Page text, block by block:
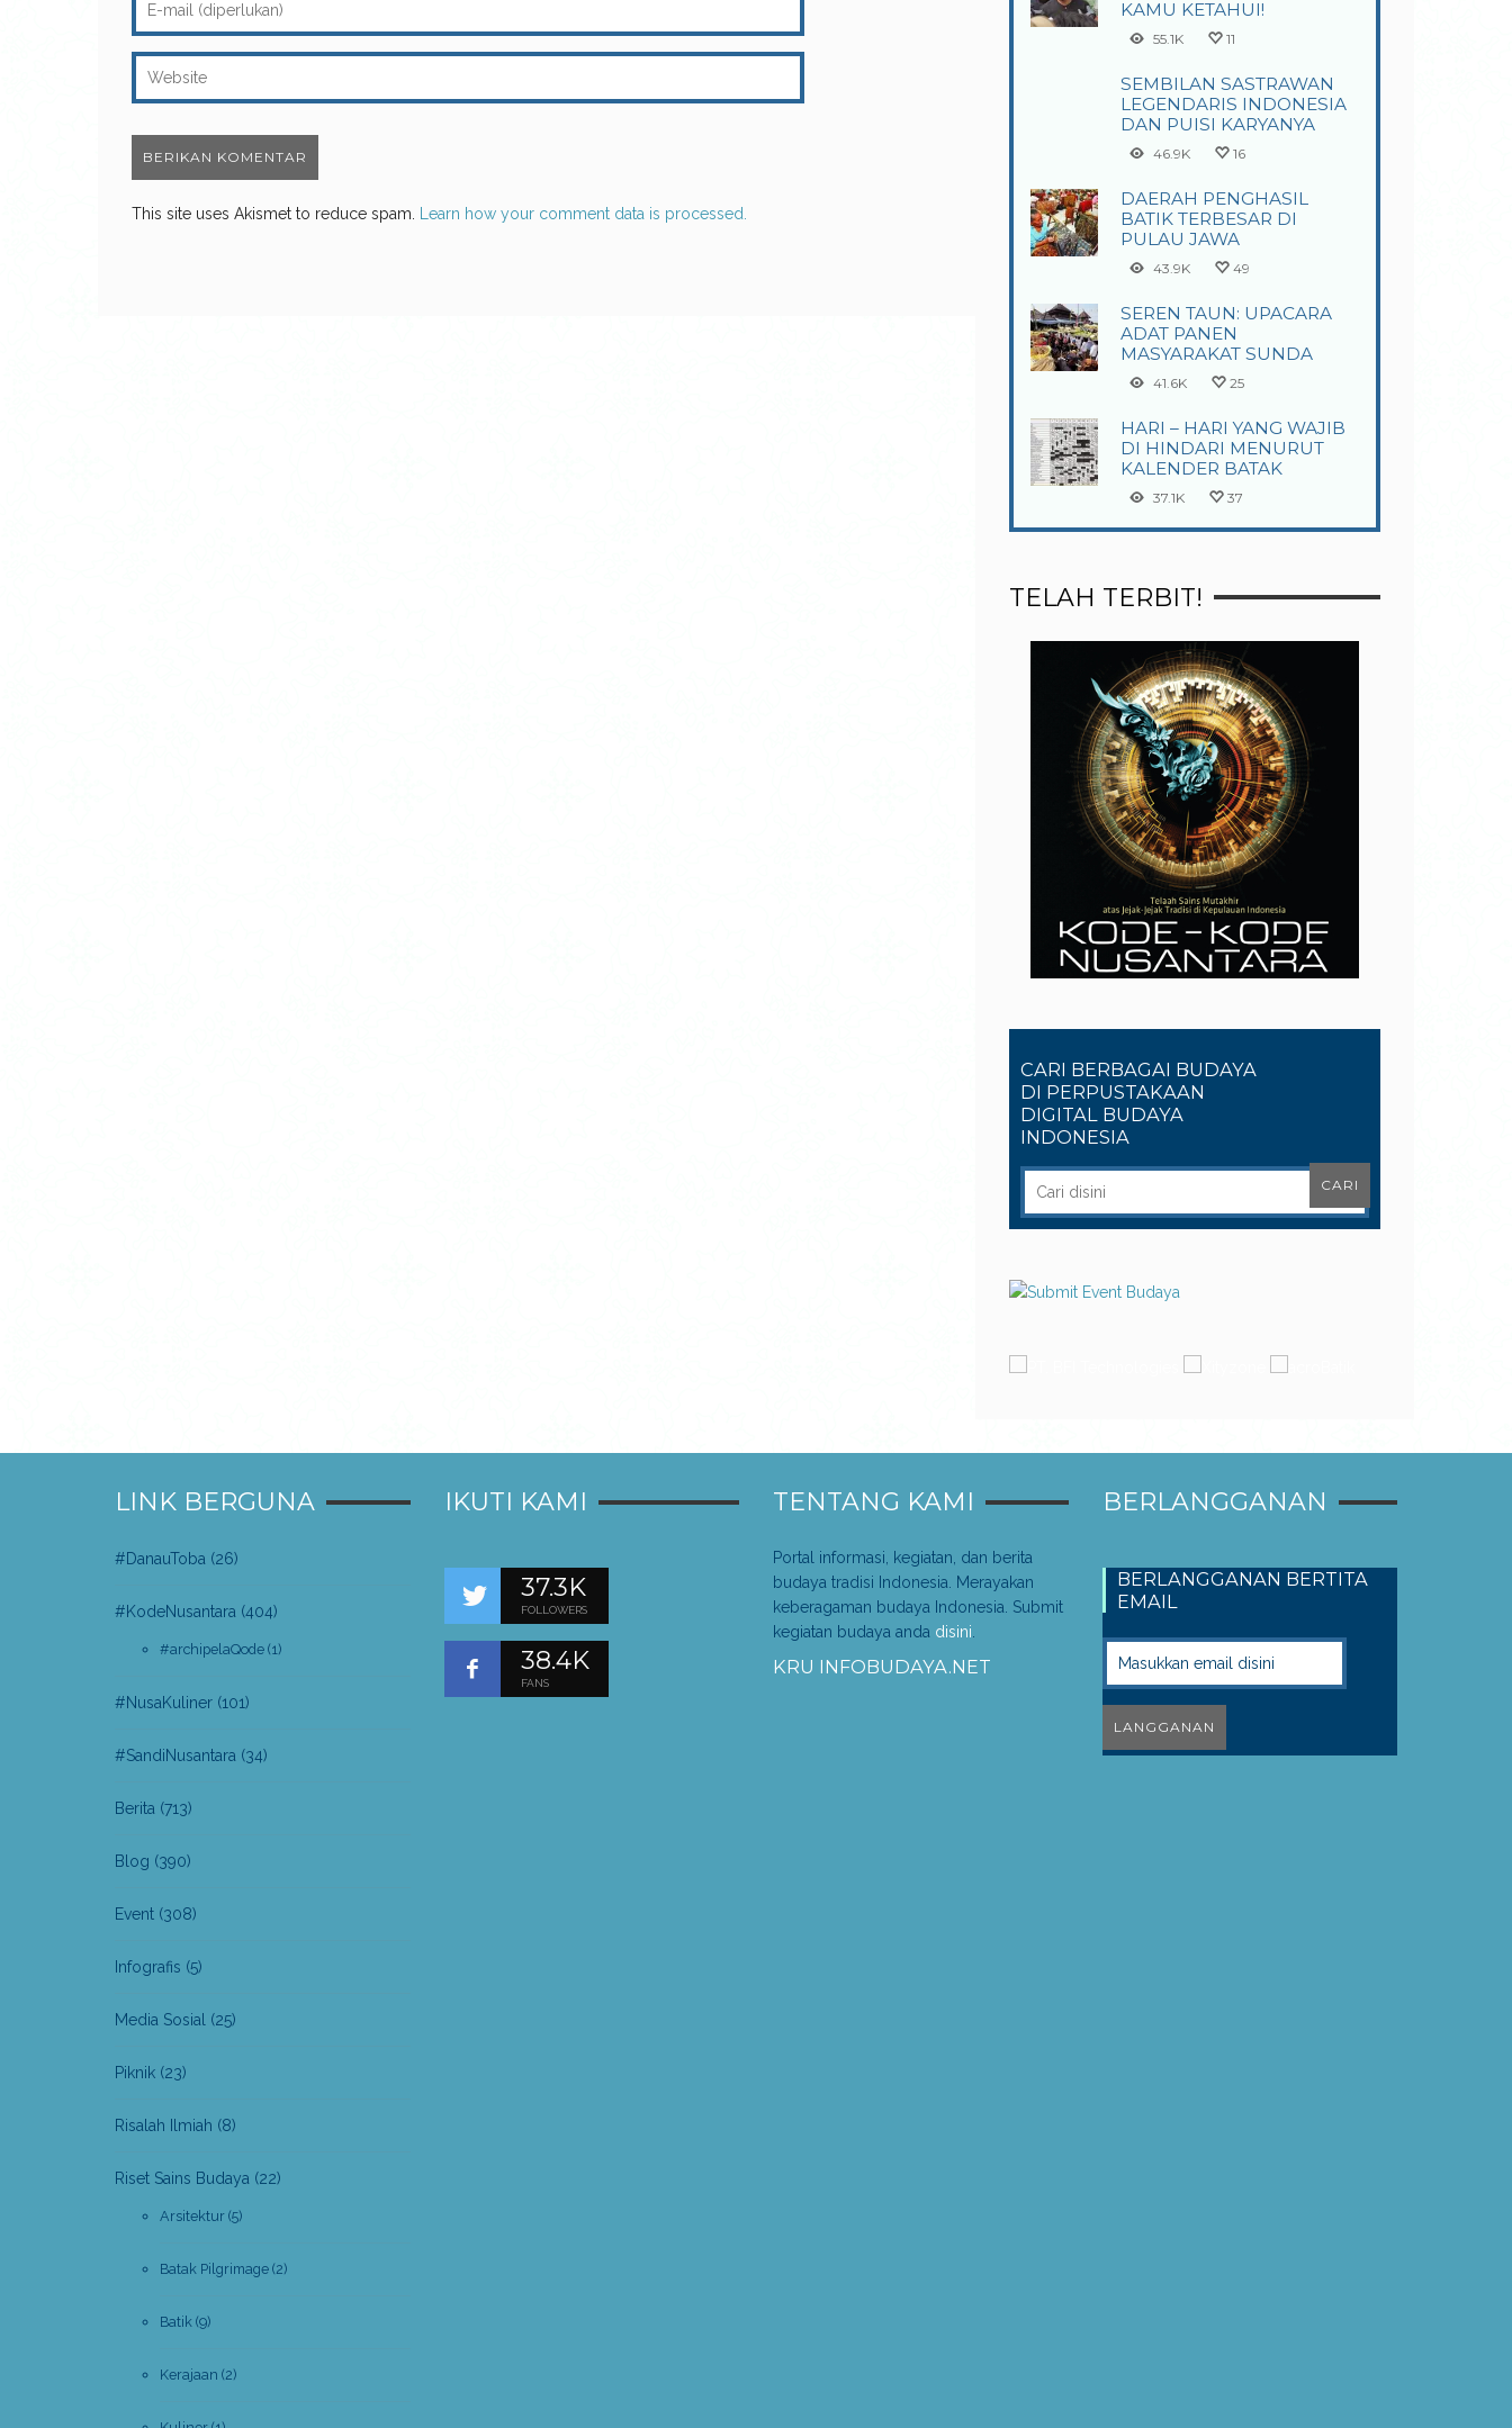
This site uses Akismet to reduce spam. Learn how your comment data is processed.
KAMU KETAHUI!
55.1K 11
SEMBILAN SASTRAWAN
LEGENDARIS INDONESIA
DAN PUISI KARYANYA
46.9K 16
DAERAH PENGHASIL
BATIK TERBESAR DI
PULAU JAWA
43.9K 49
SEREN TAUN: UPACARA
ADAT PANEN
MASYARAKAT SUNDA
41.6K 25
HARI – HARI YANG WAJIB
DI HINDARI MENURUT
KALENDER BATAK
37.1K 37
TELAH TERBIT!
CARI BERBAGAI BUDAYA
DI PERPUSTAKAAN
DIGITAL BUDAYA
INDONESIA
LINK BERGUNA
#DanauToba (26)
#KodeNusantara (404)
#archipelaQode (1)
#NusaKuliner (101)
#SandiNusantara (34)
Berita (713)
Blog (390)
Event (308)
Infografis (5)
Media Sosial (25)
Piknik (23)
Risalah Ilmiah (8)
Riset Sains Budaya (22)
Arsitektur (5)
Batak Pilgrimage (2)
Batik (9)
Kerajaan (2)
IKUTI KAMI
37.3K
FOLLOWERS
38.4K
FANS
TENTANG KAMI
Portal informasi, kegiatan, dan berita
budaya tradisi Indonesia. Merayakan
keberagaman budaya Indonesia. Submit
kegiatan budaya anda disini.
KRU INFOBUDAYA.NET
BERLANGGANAN
BERLANGGANAN BERTITA
EMAIL